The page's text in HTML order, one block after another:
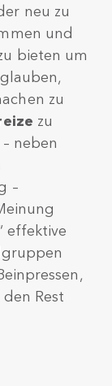
neu zu
und
bieten um
zu
zu
neben
–
effektive
Rest